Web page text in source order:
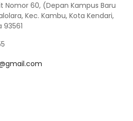
Nomor 60, (Depan Kampus Baru
Kec. Kambu, Kota Kendari,